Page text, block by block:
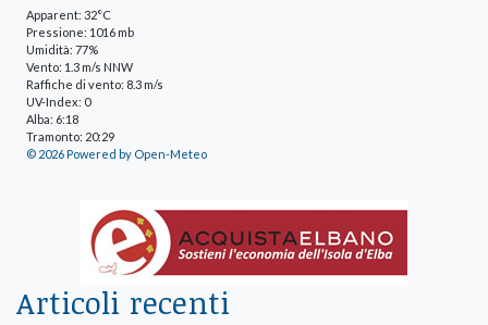
Apparent: 32°C
Pressione: 1016 mb
Umidità: 77%
Vento: 1.3 m/s NNW
Raffiche di vento: 8.3 m/s
UV-Index: 0
Alba: 6:18
Tramonto: 20:29
© 2026 Powered by Open-Meteo
Articoli recenti